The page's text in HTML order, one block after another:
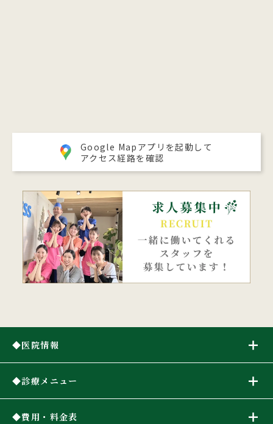
Google Mapアプリを起動して
アクセス経路を確認
医院情報
診療メニュー
費用・料金表